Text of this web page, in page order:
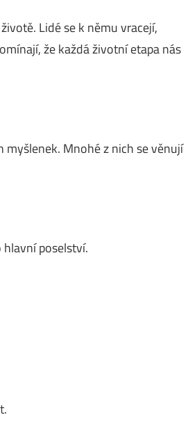
Lidé se k němu vracejí,
že každá životní etapa nás
Mnohé z nich se věnují
poselství.